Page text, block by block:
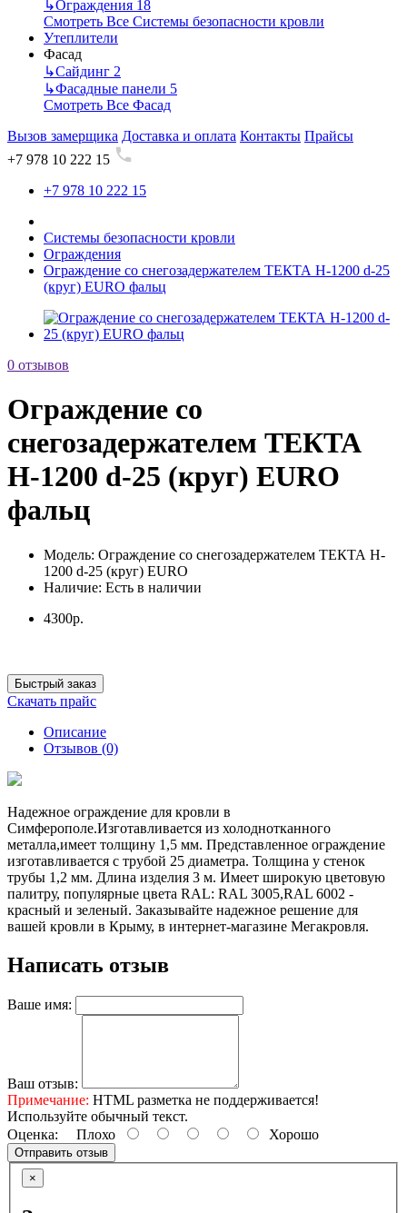
↳Ограждения 18
Смотреть Все Системы безопасности кровли
Утеплители
Фасад
↳Сайдинг 2
↳Фасадные панели 5
Смотреть Все Фасад
Вызов замерщика Доставка и оплата Контакты Прайсы
+7 978 10 222 15
+7 978 10 222 15
Системы безопасности кровли
Ограждения
Ограждение со снегозадержателем ТЕКТА H-1200 d-25
(круг) EURO фальц
0 отзывов
Ограждение со
снегозадержателем ТЕКТА
H-1200 d-25 (круг) EURO
фальц
Модель: Ограждение со снегозадержателем ТЕКТА H-
1200 d-25 (круг) EURO
Наличие: Есть в наличии
4300р.
Быстрый заказ
Скачать прайс
Описание
Отзывов (0)
Надежное ограждение для кровли в
Симферополе.Изготавливается из холоднотканного
металла,имеет толщину 1,5 мм. Представленное ограждение
изготавливается с трубой 25 диаметра. Толщина у стенок
трубы 1,2 мм. Длина изделия 3 м. Имеет широкую цветовую
палитру, популярные цвета RAL: RAL 3005,RAL 6002 -
красный и зеленый. Заказывайте надежное решение для
вашей кровли в Крыму, в интернет-магазине Мегакровля.
Написать отзыв
Ваше имя:
Ваш отзыв:
Примечание: HTML разметка не поддерживается!
Используйте обычный текст.
Оценка: Плохо Хорошо
Отправить отзыв
×